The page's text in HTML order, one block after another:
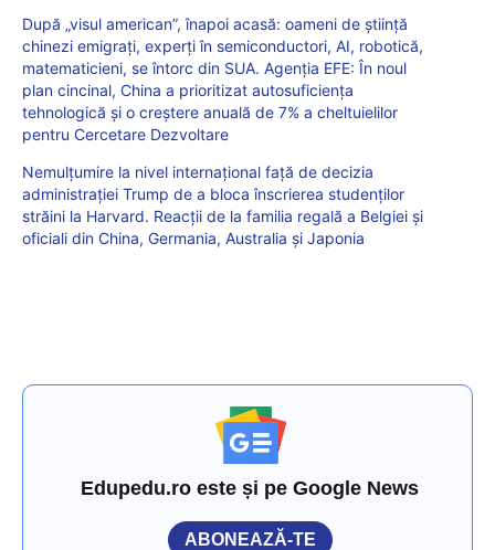
După „visul american”, înapoi acasă: oameni de știință
chinezi emigrați, experţi în semiconductori, AI, robotică,
matematicieni, se întorc din SUA. Agenția EFE: În noul
plan cincinal, China a prioritizat autosuficienţa
tehnologică şi o creştere anuală de 7% a cheltuielilor
pentru Cercetare Dezvoltare
Nemulțumire la nivel internațional față de decizia
administrației Trump de a bloca înscrierea studenților
străini la Harvard. Reacții de la familia regală a Belgiei și
oficiali din China, Germania, Australia și Japonia
Edupedu.ro este și pe Google News
ABONEAZĂ-TE